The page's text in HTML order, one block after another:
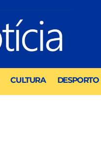
CULTURA DESPORTO